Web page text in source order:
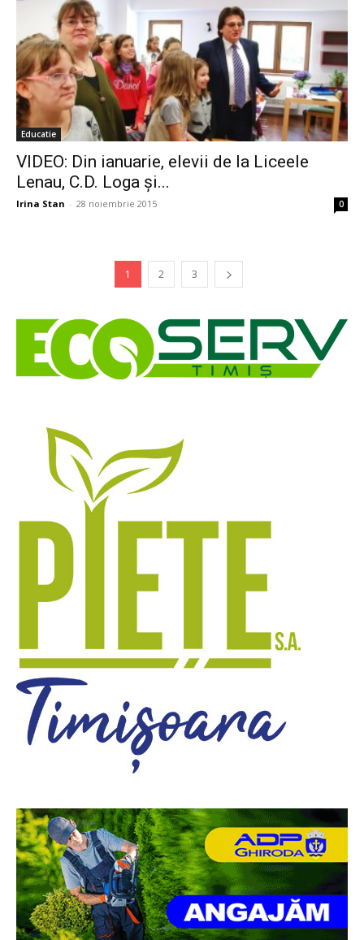
Educatie
VIDEO: Din ianuarie, elevii de la Liceele
Lenau, C.D. Loga și...
Irina Stan - 28 noiembrie 2015 0
1 2 3